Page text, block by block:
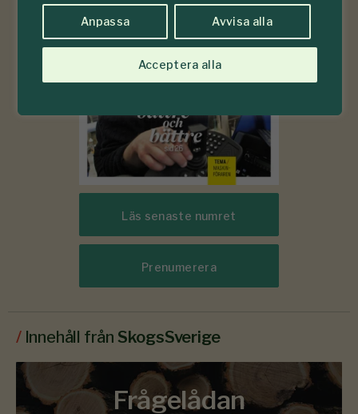
Anpassa Avvisa alla
Acceptera alla
Läs senaste numret
Prenumerera
/ Innehåll från SkogsSverige
Frågelådan